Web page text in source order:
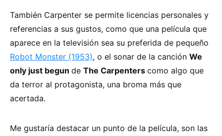
También Carpenter se permite licencias personales y
referencias a sus gustos, como que una película que
aparece en la televisión sea su preferida de pequeño
Robot Monster (1953), o el sonar de la canción We
only just begun de The Carpenters como algo que
da terror al protagonista, una broma más que
acertada.
Me gustaría destacar un punto de la película, son las